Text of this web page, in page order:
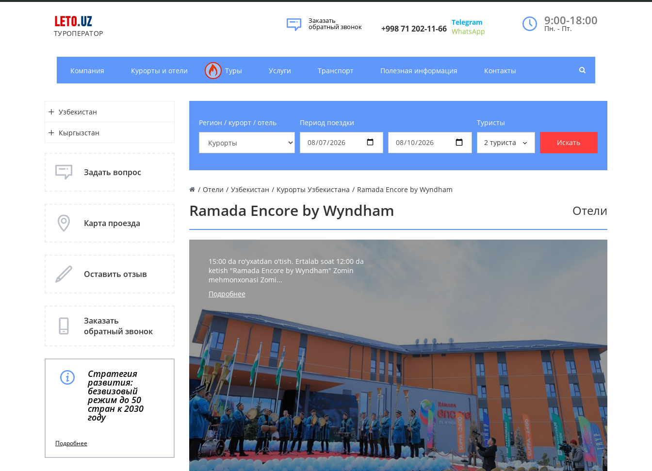
LETO.UZ
ТУРОПЕРАТОР
Заказать
обратный звонок +998 71 202-11-66
Telegram
WhatsApp
9:00-18:00
Пн. - Пт.
Компания Курорты и отели Туры Услуги Транспорт Полезная информация Контакты
Регион / курорт / отель Период поездки Туристы
2 туриста Искать
/ Отели / Узбекистан / Курорты Узбекистана / Ramada Encore by Wyndham
Ramada Encore by Wyndham Отели
Узбекистан
Кыргызстан
Задать вопрос
Карта проезда
Оставить отзыв
Заказать
обратный звонок
Стратегия
развития:
безвизовый
режим до 50
стран к 2030
году
Подробнее
15:00 da ro'yxatdan o'tish. Ertalab soat 12:00 da
ketish "Ramada Encore by Wyndham" Zomin
mehmonxonasi Zomi...
Подробнее